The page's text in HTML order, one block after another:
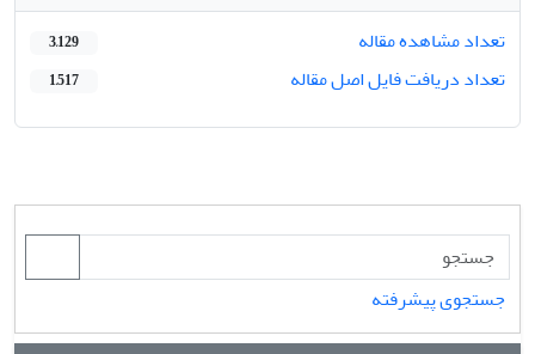
تعداد مشاهده مقاله
3,129
تعداد دریافت فایل اصل مقاله 1,517
جستجوی پیشرفته